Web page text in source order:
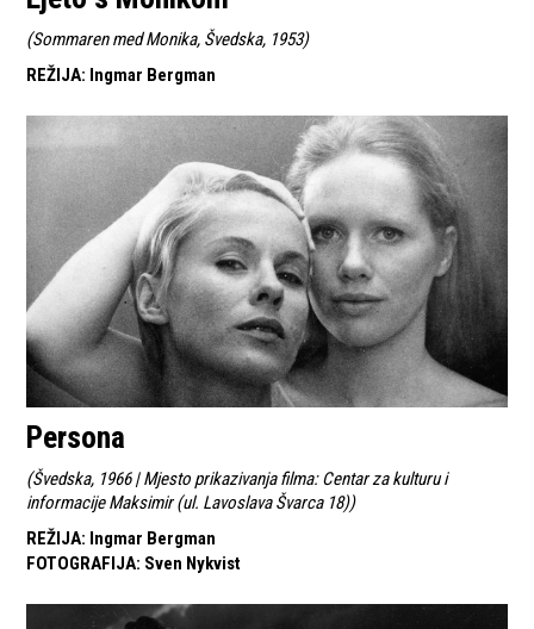
(Sommaren med Monika, Švedska, 1953)
REŽIJA: Ingmar Bergman
Persona
(Švedska, 1966 | Mjesto prikazivanja filma: Centar za kulturu i
informacije Maksimir (ul. Lavoslava Švarca 18))
REŽIJA: Ingmar Bergman
FOTOGRAFIJA: Sven Nykvist